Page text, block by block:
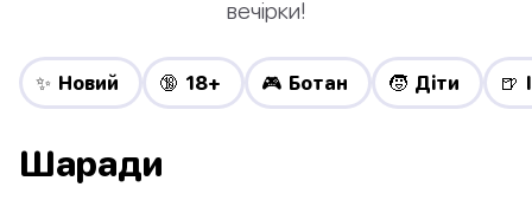
вечірки!
✨ Новий 🔞 18+ 🎮 Ботан 🧒 Діти 🍺
Шаради